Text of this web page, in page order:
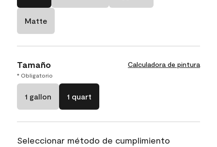
Matte
Tamaño Calculadora de pintura
* Obligatorio
1 gallon 1 quart
Seleccionar método de cumplimiento